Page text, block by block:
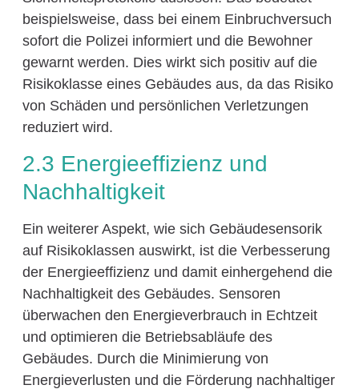
beispielsweise, dass bei einem Einbruchversuch
sofort die Polizei informiert und die Bewohner
gewarnt werden. Dies wirkt sich positiv auf die
Risikoklasse eines Gebäudes aus, da das Risiko
von Schäden und persönlichen Verletzungen
reduziert wird.
2.3 Energieeffizienz und
Nachhaltigkeit
Ein weiterer Aspekt, wie sich Gebäudesensorik
auf Risikoklassen auswirkt, ist die Verbesserung
der Energieeffizienz und damit einhergehend die
Nachhaltigkeit des Gebäudes. Sensoren
überwachen den Energieverbrauch in Echtzeit
und optimieren die Betriebsabläufe des
Gebäudes. Durch die Minimierung von
Energieverlusten und die Förderung nachhaltiger